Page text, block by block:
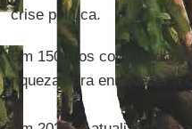
crise política.
Em 1500, os
riquezas pra enriquecer a